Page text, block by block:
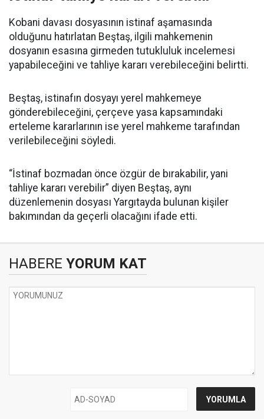
Kobani davası dosyasının istinaf aşamasında
olduğunu hatırlatan Beştaş, ilgili mahkemenin
dosyanın esasına girmeden tutukluluk incelemesi
yapabileceğini ve tahliye kararı verebileceğini belirtti.
Beştaş, istinafın dosyayı yerel mahkemeye
gönderebileceğini, çerçeve yasa kapsamındaki
erteleme kararlarının ise yerel mahkeme tarafından
verilebileceğini söyledi.
“İstinaf bozmadan önce özgür de bırakabilir, yani
tahliye kararı verebilir” diyen Beştaş, aynı
düzenlemenin dosyası Yargıtayda bulunan kişiler
bakımından da geçerli olacağını ifade etti.
HABERE YORUM KAT